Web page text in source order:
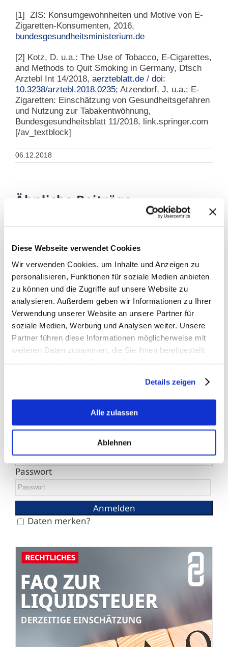
Diese Webseite verwendet Cookies
Wir verwenden Cookies, um Inhalte und Anzeigen zu
personalisieren, Funktionen für soziale Medien anbieten
zu können und die Zugriffe auf unsere Website zu
analysieren. Außerdem geben wir Informationen zu Ihrer
Verwendung unserer Website an unsere Partner für
soziale Medien, Werbung und Analysen weiter. Unsere
Partner führen diese Informationen möglicherweise mit
weiteren Daten zusammen, die Sie ihnen bereitgestellt
Details zeigen
Alle zulassen
Ablehnen
[1]
ZIS: Konsumgewohnheiten und Motive von E-
Zigaretten-Konsumenten, 2016,
bundesgesundheitsministerium.de
[2] Kotz, D. u.a.: The Use of Tobacco, E-Cigarettes,
and Methods to Quit Smoking in Germany, Dtsch
Arztebl Int 14/2018, aerzteblatt.de / doi:
10.3238/arztebl.2018.0235; Atzendorf, J. u.a.: E-
Zigaretten: Einschätzung von Gesundheitsgefahren
und Nutzung zur Tabakentwöhnung,
Bundesgesundheitsblatt 11/2018, link.springer.com
[/av_textblock]
06.12.2018
Ähnliche Beiträge
BfTG kritisiert
massive
Verschärfung
der Liquidsteuer:
Gesundheitspolitisch
Neue Analyse:
Falsche
hält Raucher
vom Umstieg ab
Passwort
Daten merken?